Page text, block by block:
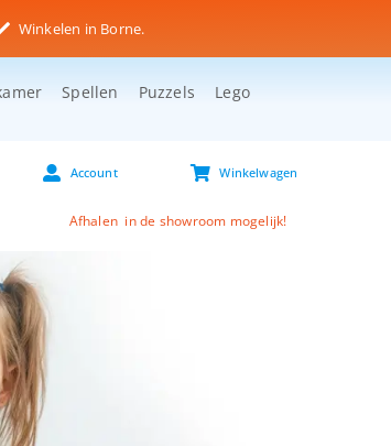
Winkelen in Borne.
Spellen Puzzels Lego
Account Winkelwagen
Afhalen in de showroom mogelijk!